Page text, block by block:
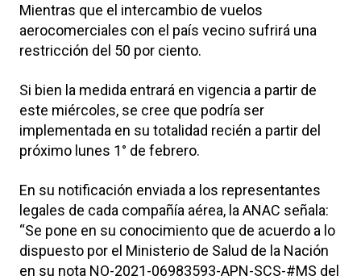
Mientras que el intercambio de vuelos
aerocomerciales con el país vecino sufrirá una
restricción del 50 por ciento.
Si bien la medida entrará en vigencia a partir de
este miércoles, se cree que podría ser
implementada en su totalidad recién a partir del
próximo lunes 1° de febrero.
En su notificación enviada a los representantes
legales de cada compañía aérea, la ANAC señala:
“Se pone en su conocimiento que de acuerdo a lo
dispuesto por el Ministerio de Salud de la Nación
en su nota NO-2021-06983593-APN-SCS-#MS del